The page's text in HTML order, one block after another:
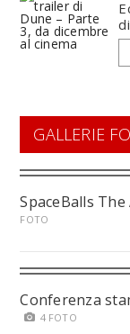
GALLERIE
SpaceBalls The
FOTO
Conferenza
4 FOTO